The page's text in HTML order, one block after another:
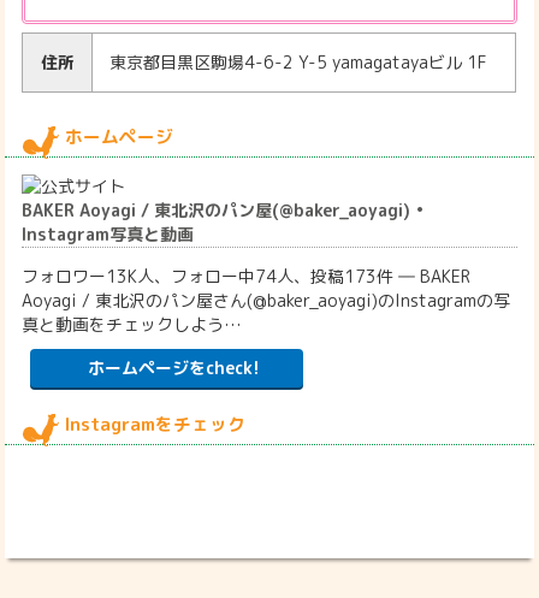
住所 東京都目黒区駒場4-6-2 Y-5 yamagatayaビル 1F
ホームページ
BAKER Aoyagi / 東北沢のパン屋(@baker_aoyagi) •
Instagram写真と動画
フォロワー13K人、フォロー中74人、投稿173件 ― BAKER
Aoyagi / 東北沢のパン屋さん(@baker_aoyagi)のInstagramの写
真と動画をチェックしよう…
ホームページをcheck!
Instagramをチェック